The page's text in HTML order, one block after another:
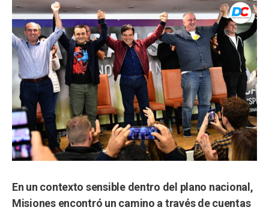
En un contexto sensible dentro del plano nacional,
Misiones encontró un camino a través de cuentas